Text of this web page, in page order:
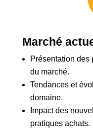
Marché
Présentation des
du marché.
Tendances et
domaine.
Impact des
pratiques achats.